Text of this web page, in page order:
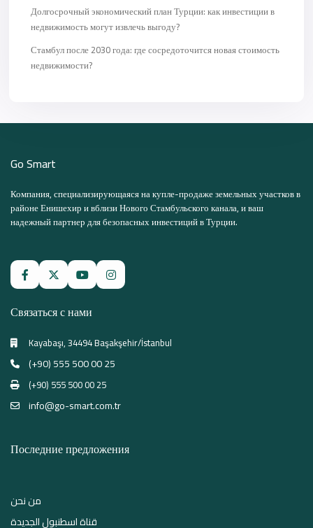
Долгосрочный экономический план Турции: как инвестиции в
недвижимость могут извлечь выгоду?
Стамбул после 2030 года: где сосредоточится новая стоимость
недвижимости?
Go Smart
Компания, специализирующаяся на купле-продаже земельных участков в
районе Енишехир и вблизи Нового Стамбульского канала, и ваш
надежный партнер для безопасных инвестиций в Турции.
Связаться с нами
Kayabaşı, 34494 Başakşehir/İstanbul
(+90) 555 500 00 25
(+90) 555 500 00 25
info@go-smart.com.tr
Последние предложения
من نحن
قناة اسطنبول الجديدة